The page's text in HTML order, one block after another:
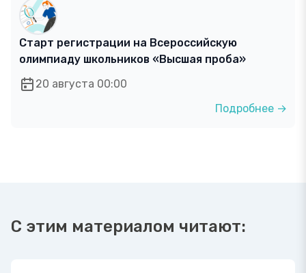
Старт регистрации на Всероссийскую
олимпиаду школьников «Высшая проба»
20 августа 00:00
Подробнее →
С этим материалом читают: